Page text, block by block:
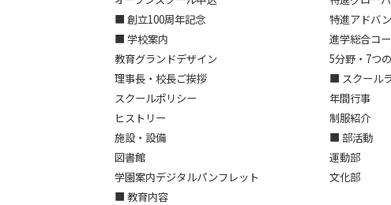
■ 創立100周年記念
■ 学校案内
教育グランドデザイン
理事長・校長ご挨拶
スクールポリシー
ヒストリー
施設・設備
図書館
学園案内デジタルパンフレット
■ 教育内容
特進アドバ
進学総合コ
5分野・7つ
■ スクール
年間行事
制服紹介
■ 部活動
運動部
文化部